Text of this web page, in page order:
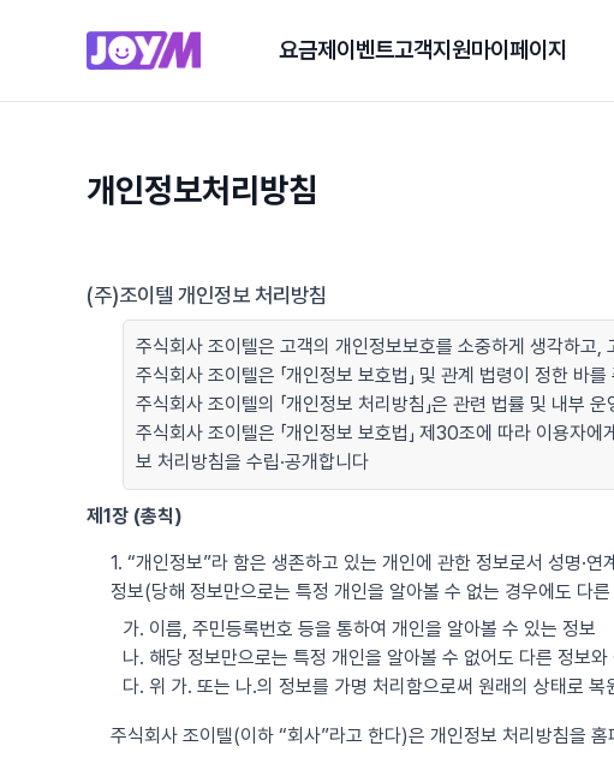
요금제 이벤트고객지원마이페이지
개인정보처리방침
(주)조이텔 개인정보 처리방침
주식회사 조이텔은 고객의 개인정보보호를 소중하게 생각하고
주식회사 조이텔은 「개인정보 보호법」 및 관계 법령이 정한
주식회사 조이텔의 「개인정보 처리방침」은 관련 법률 및 내부
주식회사 조이텔은 「개인정보 보호법」 제30조에 따라 이용자
보 처리방침을 수립·공개합니다
제1장 (총칙)
1. “개인정보”라 함은 생존하고 있는 개인에 관한 정보로서 성명·
정보(당해 정보만으로는 특정 개인을 알아볼 수 없는 경우에도 다
가. 이름, 주민등록번호 등을 통하여 개인을 알아볼 수 있는 정보
나. 해당 정보만으로는 특정 개인을 알아볼 수 없어도 다른 정보
다. 위 가. 또는 나.의 정보를 가명 처리함으로써 원래의 상태로
주식회사 조이텔(이하 “회사”라고 한다)은 개인정보 처리방침을 홈